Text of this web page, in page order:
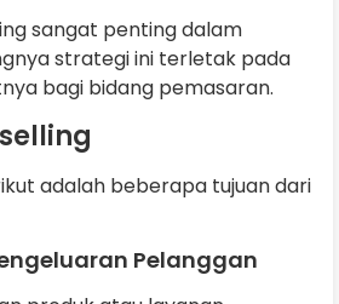
sangat penting dalam
strategi ini terletak pada
bagi bidang pemasaran.
adalah beberapa tujuan dari
Pelanggan